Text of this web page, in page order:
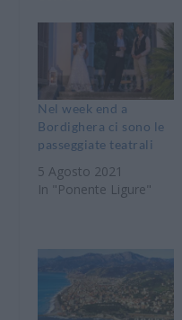
Nel week end a
Bordighera ci sono le
passeggiate teatrali
5 Agosto 2021
In "Ponente Ligure"